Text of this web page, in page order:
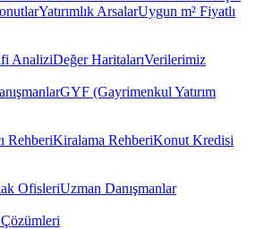
Yatırımlık ArsalarUygun m² Fiyatlı
AnaliziDeğer HaritalarıVerilerimiz
GYF (Gayrimenkul Yatırım
RehberiKiralama RehberiKonut Kredisi
OfisleriUzman Danışmanlar